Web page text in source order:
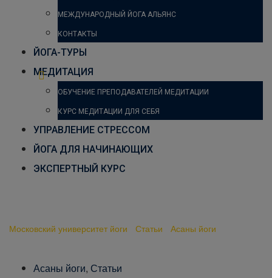
МЕЖДУНАРОДНЫЙ ЙОГА АЛЬЯНС
КОНТАКТЫ
ЙОГА-ТУРЫ
МЕДИТАЦИЯ
ОБУЧЕНИЕ ПРЕПОДАВАТЕЛЕЙ МЕДИТАЦИИ
КУРС МЕДИТАЦИИ ДЛЯ СЕБЯ
УПРАВЛЕНИЕ СТРЕССОМ
ЙОГА ДЛЯ НАЧИНАЮЩИХ
ЭКСПЕРТНЫЙ КУРС
Московский университет йоги Статьи Асаны йоги
Асаны йоги, Статьи